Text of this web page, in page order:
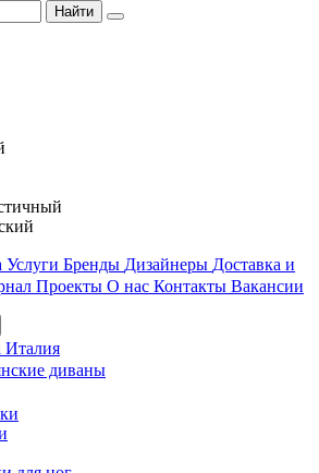
Найти
Услуги Бренды Дизайнеры Доставка и
Проекты О нас Контакты Вакансии
Италия
диваны